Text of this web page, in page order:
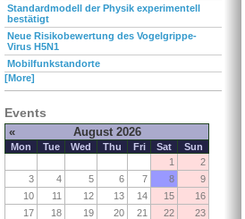
Standardmodell der Physik experimentell
bestätigt
Neue Risikobewertung des Vogelgrippe-
Virus H5N1
Mobilfunkstandorte
[More]
Events
« August 2026
Mon Tue Wed Thu Fri Sat
Sun
1
2
3
4 5 6 7 8
9
10
11 12 13 14 15
16
17
18 19 20 21 22
23